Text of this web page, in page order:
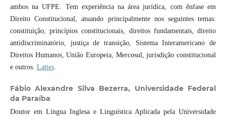
ambos na UFPE. Tem experiência na área jurídica, com ênfase em
Direito Constitucional, atuando principalmente nos seguintes temas:
constituição, princípios constitucionais, direitos fundamentais, direito
antidiscriminatório, justiça de transição, Sistema Interamericano de
Direitos Humanos, União Europeia, Mercosul, jurisdição constitucional
e outros. Lattes.
Fábio Alexandre Silva Bezerra, Universidade Federal
da Paraíba
Doutor em Língua Inglesa e Linguística Aplicada pela Universidade